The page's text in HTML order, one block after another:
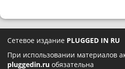
Сетевое издание PLUGGED IN RU
При использовании материалов
pluggedin.ru обязательна